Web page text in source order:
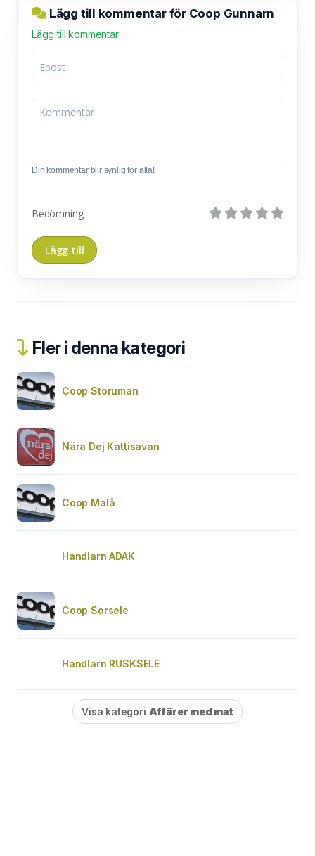
Lägg till kommentar för Coop Gunnarn
Lägg till kommentar
Din kommentar blir synlig för alla!
Bedömning
Fler i denna kategori
Coop Storuman
Nära Dej Kattisavan
Coop Malå
Handlarn ADAK
Coop Sorsele
Handlarn RUSKSELE
Visa kategori Affärer med mat